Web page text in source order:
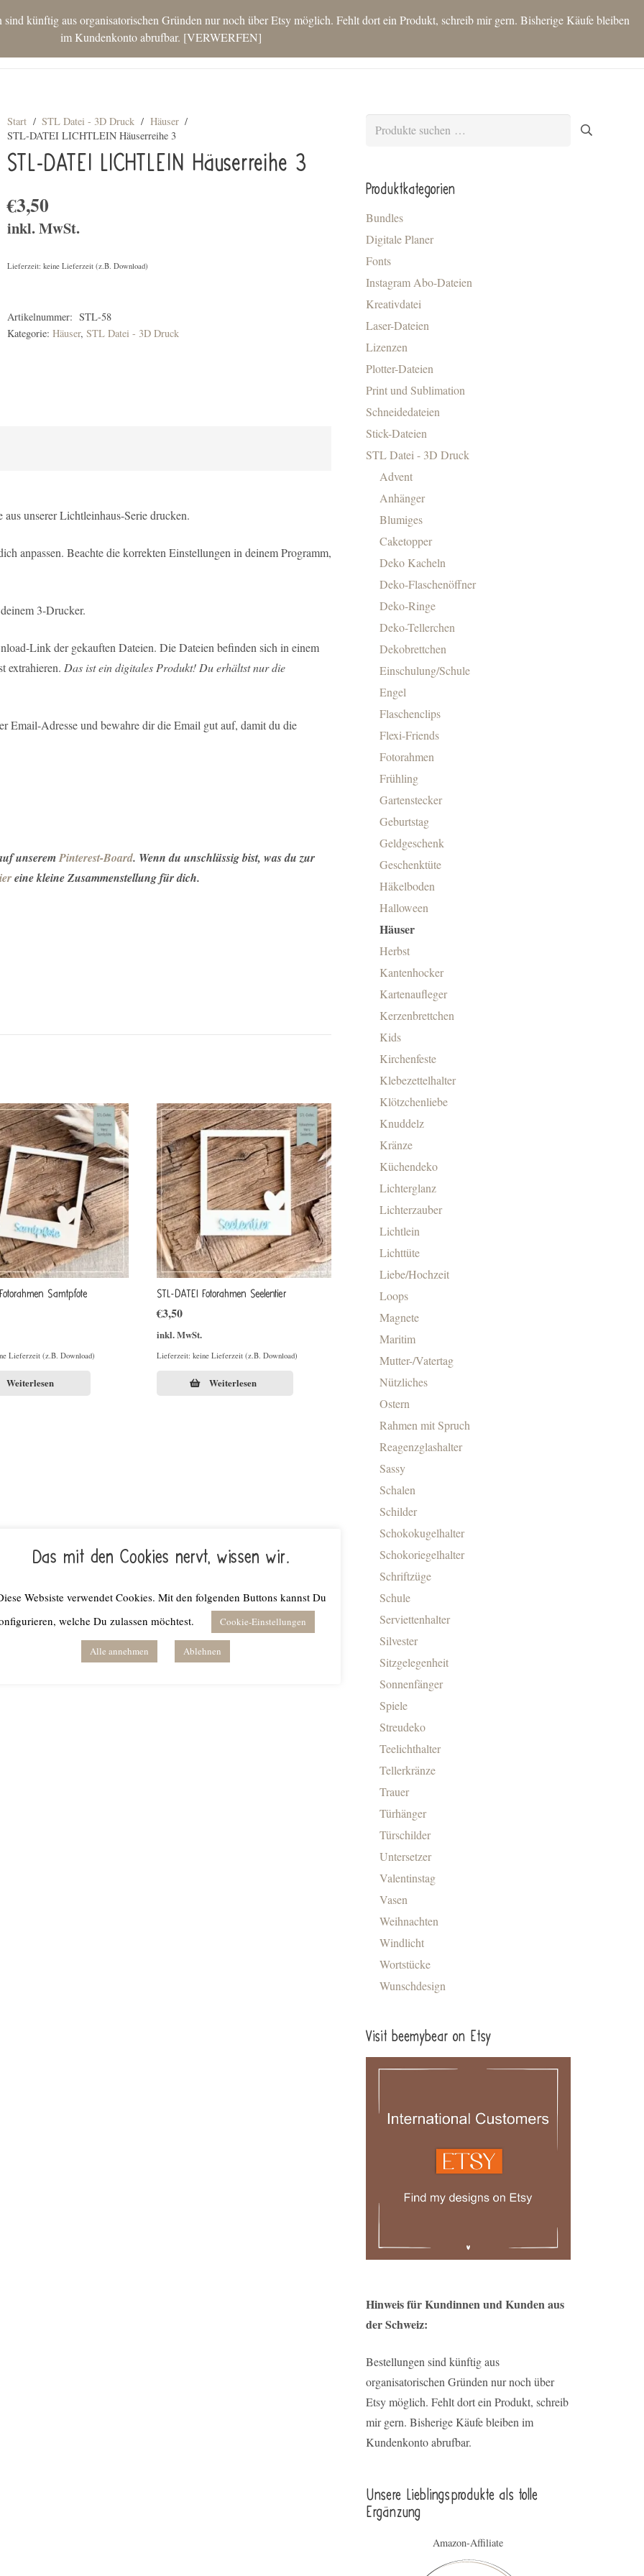
künftig aus organisatorischen Gründen nur noch über Etsy möglich. Fehlt dort ein Produkt, schreib mir gern. Bisherige Käufe bleiben
im Kundenkonto abrufbar. VERWERFEN
Start / STL Datei - 3D Druck / Häuser /
STL-DATEI LICHTLEIN Häuserreihe 3
STL-DATEI LICHTLEIN Häuserreihe 3
€3,50
inkl. MwSt.
Lieferzeit: keine Lieferzeit (z.B. Download)
Artikelnummer: STL-58
Kategorie:Häuser,STL Datei - 3D Druck
unserer Lichtleinhaus-Serie drucken.
anpassen. Beachte die korrekten Einstellungen in deinem Programm,
3-Drucker.
Link der gekauften Dateien. Die Dateien befinden sich in einem
extrahieren. Das ist ein digitales Produkt! Du erhältst nur die
Email-Adresse und bewahre dir die Email gut auf, damit du die
unseremPinterest-Board. Wenn du unschlüssig bist, was du zur
eine kleine Zusammenstellung für dich.
Samtpfote
Lieferzeit (z.B. Download)
Weiterlesen
STL-DATEI Fotorahmen Seelentier
€3,50
inkl. MwSt.
Lieferzeit: keine Lieferzeit (z.B. Download)
Weiterlesen
Suchen
Produktkategorien
Bundles
Digitale Planer
Fonts
Instagram Abo-Dateien
Kreativdatei
Laser-Dateien
Lizenzen
Plotter-Dateien
Print und Sublimation
Schneidedateien
Stick-Dateien
STL Datei - 3D Druck
Advent
Anhänger
Blumiges
Caketopper
Deko Kacheln
Deko-Flaschenöffner
Deko-Ringe
Deko-Tellerchen
Dekobrettchen
Einschulung/Schule
Engel
Flaschenclips
Flexi-Friends
Fotorahmen
Frühling
Gartenstecker
Geburtstag
Geldgeschenk
Geschenktüte
Häkelboden
Halloween
Häuser
Herbst
Kantenhocker
Kartenaufleger
Kerzenbrettchen
Kids
Kirchenfeste
Klebezettelhalter
Klötzchenliebe
Knuddelz
Kränze
Küchendeko
Lichterglanz
Lichterzauber
Lichtlein
Lichttüte
Liebe/Hochzeit
Loops
Magnete
Maritim
Mutter-/Vatertag
Nützliches
Ostern
Rahmen mit Spruch
Reagenzglashalter
Sassy
Schalen
Schilder
Schokokugelhalter
Schokoriegelhalter
Schriftzüge
Schule
Serviettenhalter
Silvester
Sitzgelegenheit
Sonnenfänger
Spiele
Streudeko
Teelichthalter
Tellerkränze
Trauer
Türhänger
Türschilder
Untersetzer
Valentinstag
Vasen
Weihnachten
Windlicht
Wortstücke
Wunschdesign
Visit beemybear on Etsy
Hinweis für Kundinnen und Kunden aus
der Schweiz:
Bestellungen sind künftig aus
organisatorischen Gründen nur noch über
Etsy möglich. Fehlt dort ein Produkt, schreib
mir gern. Bisherige Käufe bleiben im
Kundenkonto abrufbar.
Unsere Lieblings­pro­duk­te als tolle
Ergän­zung
Amazon-Affiliate
Das mit den Cookies nervt, wissen wir.
Websiste verwendet Cookies. Mit den folgenden Buttons kannst Du
welche Du zulassen möchtest.
Cookie-Einstellungen
Alle annehmen Ablehnen